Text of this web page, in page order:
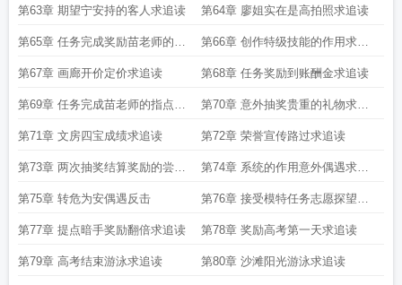
追读
第63章 期望宁安持的客人求追读 第64章 廖姐实在是高拍照求追读
第65章 任务完成奖励苗老师的邀
请求追读
第66章 创作特级技能的作用求追
读
第67章 画廊开价定价求追读 第68章 任务奖励到账酬金求追读
第69章 任务完成苗老师的指点求
追读
第70章 意外抽奖贵重的礼物求追
读
第71章 文房四宝成绩求追读 第72章 荣誉宣传路过求追读
第73章 两次抽奖结算奖励的尝试
求追读
第74章 系统的作用意外偶遇求追
读
第75章 转危为安偶遇反击 第76章 接受模特任务志愿探望求
追读
第77章 提点暗手奖励翻倍求追读 第78章 奖励高考第一天求追读
第79章 高考结束游泳求追读 第80章 沙滩阳光游泳求追读